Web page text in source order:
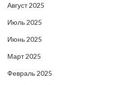
Август 2025
Июль 2025
Июнь 2025
Март 2025
Февраль 2025